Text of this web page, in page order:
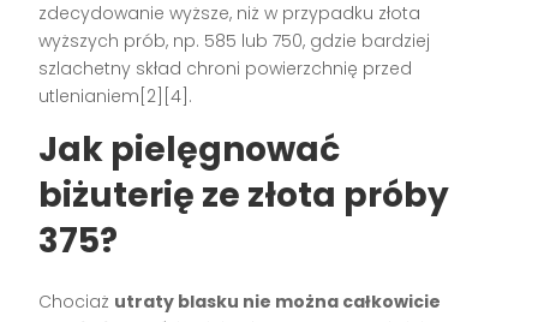
zdecydowanie wyższe, niż w przypadku złota
wyższych prób, np. 585 lub 750, gdzie bardziej
szlachetny skład chroni powierzchnię przed
utlenianiem[2][4].
Jak pielęgnować
biżuterię ze złota próby
375?
Chociaż utraty blasku nie można całkowicie